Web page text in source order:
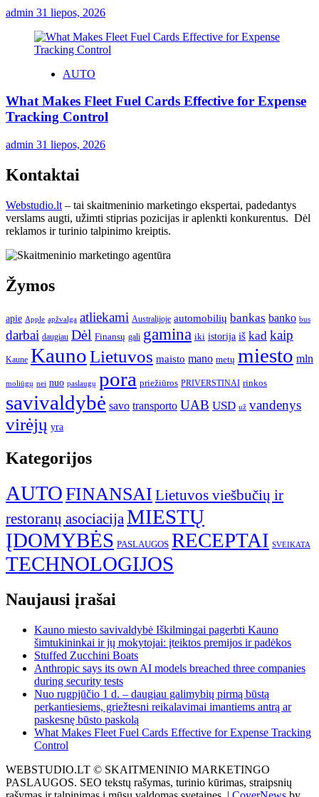
admin 31 liepos, 2026
AUTO
What Makes Fleet Fuel Cards Effective for Expense
Tracking Control
admin 31 liepos, 2026
Kontaktai
Webstudio.lt – tai skaitmeninio marketingo ekspertai, padedantys
verslams augti, užimti stiprias pozicijas ir aplenkti konkurentus. Dėl
reklamos ir turinio talpinimo kreiptis.
Žymos
apie Apple apžvalga atliekami Australijoje automobilių bankas banko bus
darbai daugiau Dėl Finansų gali gamina iki istorija iš kad kaip
Kaune KaunoLietuvos maisto mano metų miesto mln
moliūgų nei nuo paslaugų pora priežiūros PRIVERSTINAI rinkos
savivaldybė savo transporto UAB USD už vandenys
virėjų yra
Kategorijos
AUTOFINANSAI Lietuvos viešbučių ir
restoranų asociacijaMIESTŲ
ĮDOMYBĖS PASLAUGOS RECEPTAI SVEIKATA
TECHNOLOGIJOS
Naujausi įrašai
Kauno miesto savivaldybė Iškilmingai pagerbti Kauno
šimtukininkai ir jų mokytojai: įteiktos premijos ir padėkos
Stuffed Zucchini Boats
Anthropic says its own AI models breached three companies
during security tests
Nuo rugpjūčio 1 d. – daugiau galimybių pirmą būstą
perkantiesiems, griežtesni reikalavimai imantiems antrą ar
paskesnę būsto paskolą
What Makes Fleet Fuel Cards Effective for Expense Tracking
Control
WEBSTUDIO.LT © SKAITMENINIO MARKETINGO
PASLAUGOS. SEO tekstų rašymas, turinio kūrimas, straipsnių